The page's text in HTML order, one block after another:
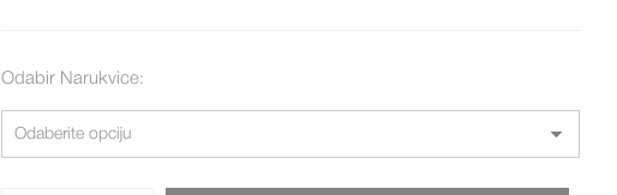
Odabir Narukvice